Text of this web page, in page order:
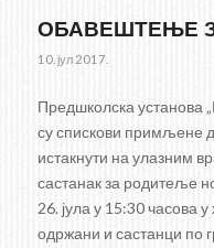
ОБАВЕШТЕЊЕ
10. јул 2017.
Предшколска установа
су спискови примљене
истакнути на улазним
састанак за родитеље
26. јула у 15:30 часова
одржани и састанци по